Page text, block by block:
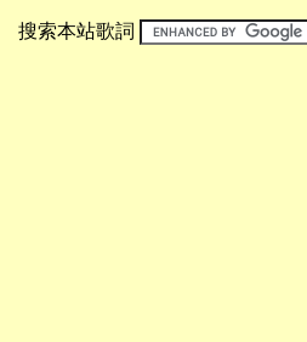
搜索本站歌詞